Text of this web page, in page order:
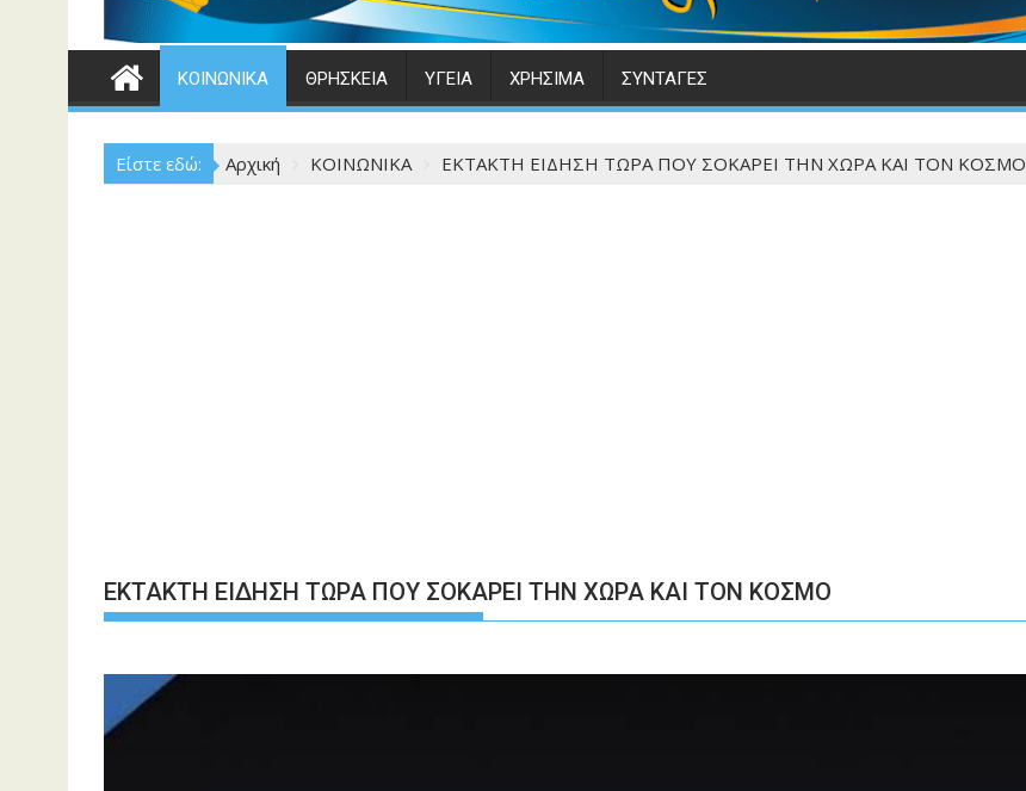
ΚΟΙΝΩΝΙΚΑ ΘΡΗΣΚΕΙΑ ΥΓΕΙΑ ΧΡΗΣΙΜΑ ΣΥΝΤΑΓΕΣ
Είστε εδώ: Αρχική ΚΟΙΝΩΝΙΚΑ ΕΚΤΑΚΤΗ ΕΙΔΗΣΗ ΤΩΡΑ ΠΟΥ ΣΟΚΑΡΕΙ ΤΗΝ ΧΩΡΑ ΚΑΙ ΤΟΝ ΚΟΣΜΟ
ΕΚΤΑΚΤΗ ΕΙΔΗΣΗ ΤΩΡΑ ΠΟΥ ΣΟΚΑΡΕΙ ΤΗΝ ΧΩΡΑ ΚΑΙ ΤΟΝ ΚΟΣΜΟ